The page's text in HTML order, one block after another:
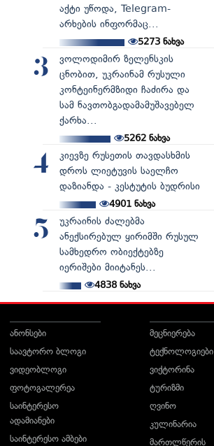
აქტი უწოდა, Telegram-
არხების ინფორმაც...
5273 ნახვა
3
ვოლოდიმირ ზელენსკის
ცნობით, უკრაინამ რუსული
კონტეინერმზიდი ჩაძირა და
სამ ნავთობგადამამუშავებელ
ქარხა...
5262ნახვა
4
კიევზე რუსეთის თავდასხმის
დროს ლიეტუვის საელჩო
დაზიანდა - კესტუტის ბუდრისი
4901ნახვა
5
უკრაინის ძალებმა
ანექსირებულ ყირიმში რუსულ
სამხედრო ობიექტებზე
იერიშები მიიტანეს...
4838 ნახვა
ანონსები
საავტორო ბლოგი
ვიდეობლოგი
ფოტოგალერეა
საინტერესო
ადამიანები
საინტერესო ამბები
მეცნიერება
ტექნოლოგიები
ვიქტორინა
ტურიზმი
ღვინო
კულინარია
მართლწერის